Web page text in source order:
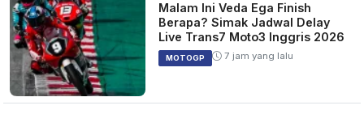
Malam Ini Veda Ega Finish
Berapa? Simak Jadwal Delay
Live Trans7 Moto3 Inggris 2026
MOTOGP 7 jam yang lalu